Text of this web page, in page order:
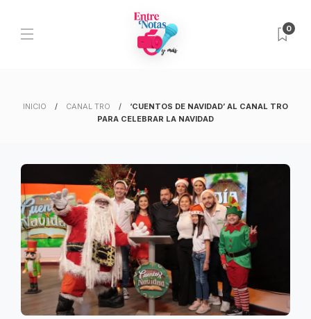
0
INICIO CANAL TRO
‘CUENTOS DE NAVIDAD’ AL CANAL TRO
PARA CELEBRAR LA NAVIDAD